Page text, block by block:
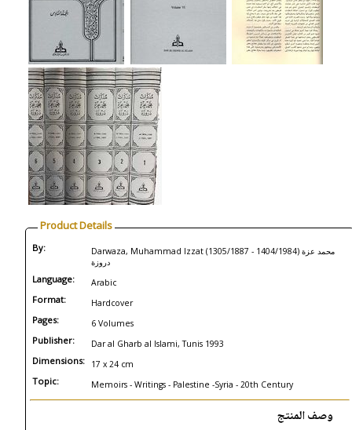
Product Details
By:
Darwaza, Muhammad Izzat (1305/1887 - 1404/1984) محمد عزة
دروزة
Language: Arabic
Format: Hardcover
Pages: 6 Volumes
Publisher: Dar al Gharb al Islami, Tunis 1993
Dimensions: 17 x 24 cm
Topic: Memoirs - Writings - Palestine -Syria - 20th Century
وصف المنتج